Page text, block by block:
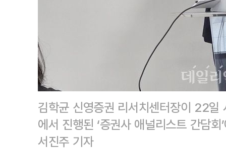
김학균 신영증권 리서치센터장이 22일
에서 진행된 ‘증권사 애널리스트 간담
서진주 기자